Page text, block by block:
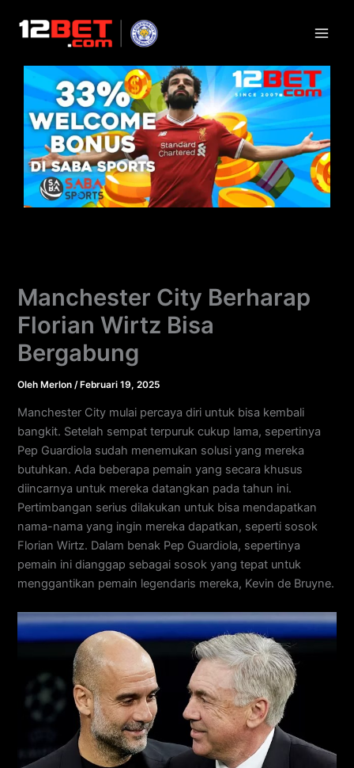
Manchester City Berharap
Florian Wirtz Bisa
Bergabung
OlehMerlon /Februari 19, 2025
Manchester City mulai percaya diri untuk bisa kembali
bangkit. Setelah sempat terpuruk cukup lama, sepertinya
Pep Guardiola sudah menemukan solusi yang mereka
butuhkan. Ada beberapa pemain yang secara khusus
diincarnya untuk mereka datangkan pada tahun ini.
Pertimbangan serius dilakukan untuk bisa mendapatkan
nama-nama yang ingin mereka dapatkan, seperti sosok
Florian Wirtz. Dalam benak Pep Guardiola, sepertinya
pemain ini dianggap sebagai sosok yang tepat untuk
menggantikan pemain legendaris mereka, Kevin de Bruyne.